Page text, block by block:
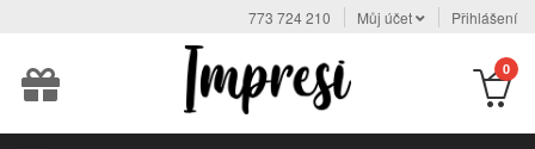
773 724 210 Můj účet Přihlášení
0